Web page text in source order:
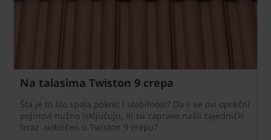
Na talasima Twiston 9 crepa
Šta je to što spaja pokret i stabilnost? Da li se ovi oprečni
pojmovi nužno isključuju, ili su zapravo našli zajednički
izraz uobličen u Twiston 9 crepu?